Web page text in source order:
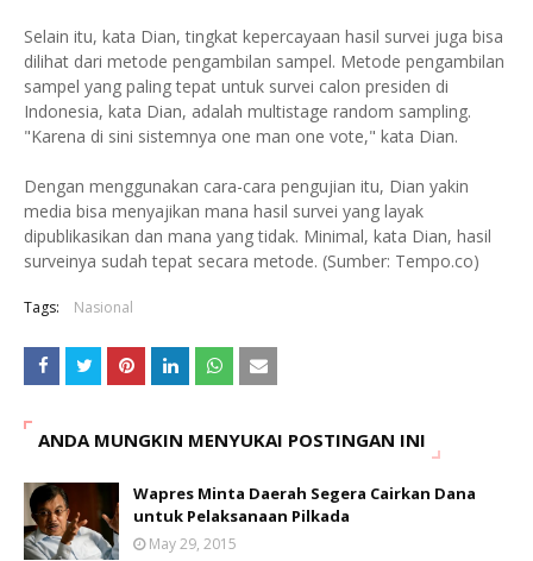
Selain itu, kata Dian, tingkat kepercayaan hasil survei juga bisa
dilihat dari metode pengambilan sampel. Metode pengambilan
sampel yang paling tepat untuk survei calon presiden di
Indonesia, kata Dian, adalah multistage random sampling.
"Karena di sini sistemnya one man one vote," kata Dian.
Dengan menggunakan cara-cara pengujian itu, Dian yakin
media bisa menyajikan mana hasil survei yang layak
dipublikasikan dan mana yang tidak. Minimal, kata Dian, hasil
surveinya sudah tepat secara metode. (Sumber: Tempo.co)
Tags: Nasional
ANDA MUNGKIN MENYUKAI POSTINGAN INI
Wapres Minta Daerah Segera Cairkan Dana
untuk Pelaksanaan Pilkada
May 29, 2015